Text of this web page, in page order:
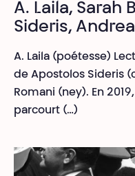
A. Laila, Sarah
Sideris,
A. Laila (poétesse)
de Apostolos Sideris
Romani (ney). En
parcourt (…)